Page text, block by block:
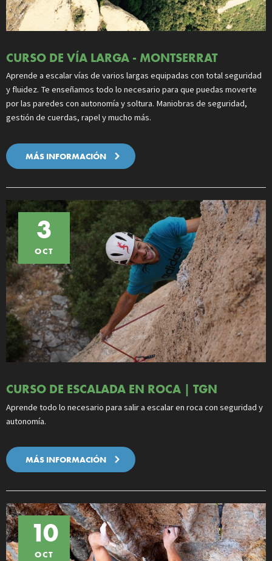
CURSO DE VÍA LARGA - MONTSERRAT
Aprende a escalar vías de varios largas equipadas con total seguridad
y fluidez. Te enseñamos todo lo necesario para que puedas moverte
por las paredes con autonomía y soltura. Maniobras de seguridad,
gestión de cuerdas, rapel y mucho más.
MÁS INFORMACIÓN
3
OCT
CURSO DE ESCALADA EN ROCA | TGN
Aprende todo lo necesario para salir a escalar en roca con seguridad y
autonomía.
MÁS INFORMACIÓN
10
OCT